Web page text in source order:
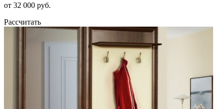
от 32 000 руб.
Рассчитать